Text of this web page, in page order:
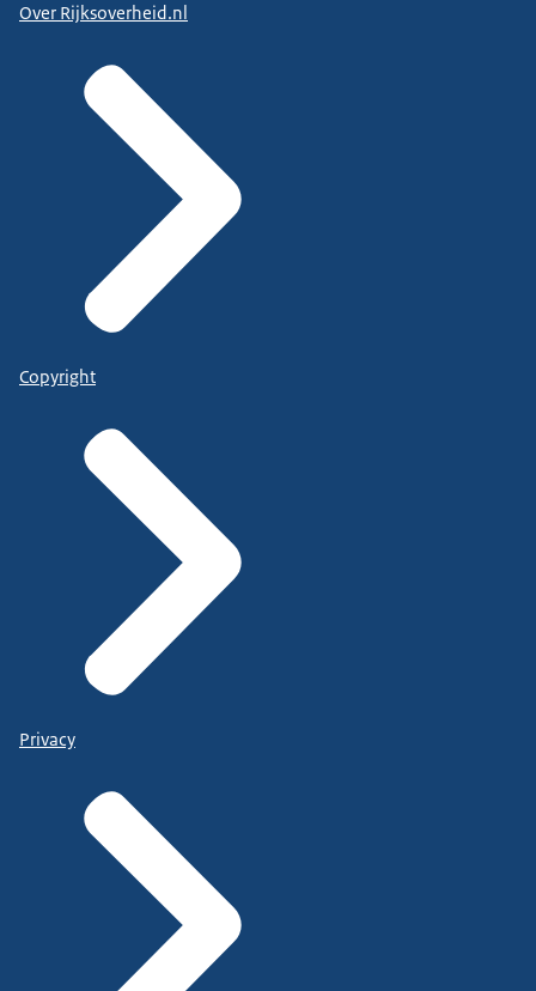
Over Rijksoverheid.nl
Copyright
Privacy